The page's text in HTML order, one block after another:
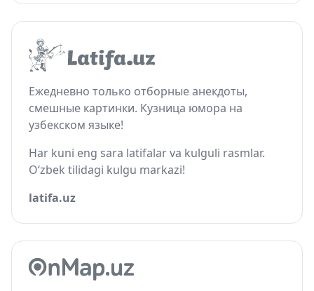
Ежедневно только отборные анекдоты,
смешные картинки. Кузница юмора на
узбекском языке!
Har kuni eng sara latifalar va kulguli rasmlar.
O‘zbek tilidagi kulgu markazi!
latifa.uz